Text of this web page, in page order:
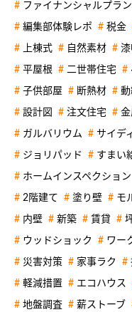
ファイナンシャルプラ
編集部体験レポ 税金
上棟式 自然素材
平屋根 二世帯住宅
子供部屋 断熱材
設計図 注文住宅
ガルバリウム サイデ
ジョリパッド すまい
ホームインスペクション
2階建て 塗り壁 モ
内壁 新築 賃貸
ウッドショック ワー
災害対策 家事ラク
軽減措置 エコハウス
地盤調査 薪ストーブ